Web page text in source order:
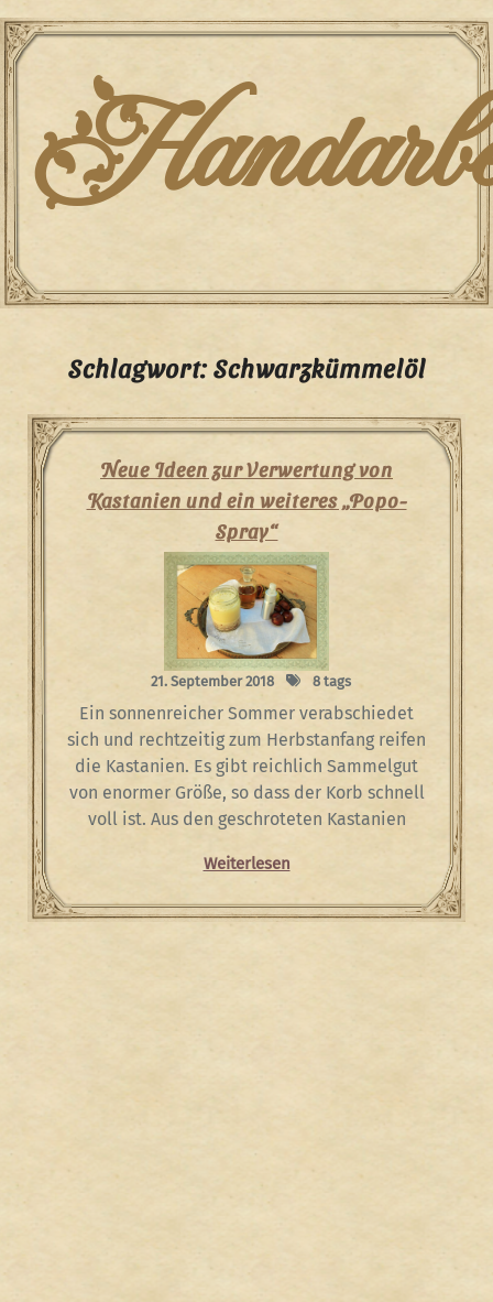
Skip
to
content
Schlagwort:Schwarzkümmelöl
Neue Ideen zur Verwertung von
Kastanien und ein weiteres „Popo-
Spray“
21. September 2018 8 tags
Ein sonnenreicher Sommer verabschiedet
sich und rechtzeitig zum Herbstanfang reifen
die Kastanien. Es gibt reichlich Sammelgut
von enormer Größe, so dass der Korb schnell
voll ist. Aus den geschroteten Kastanien
Weiterlesen